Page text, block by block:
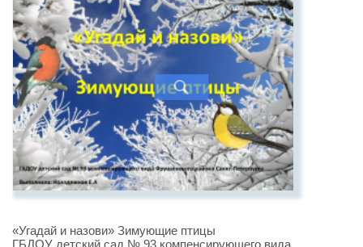
«Угадай и назови» Зимующие птицы
ГБДОУ детский сад № 93 компенсирующего вида